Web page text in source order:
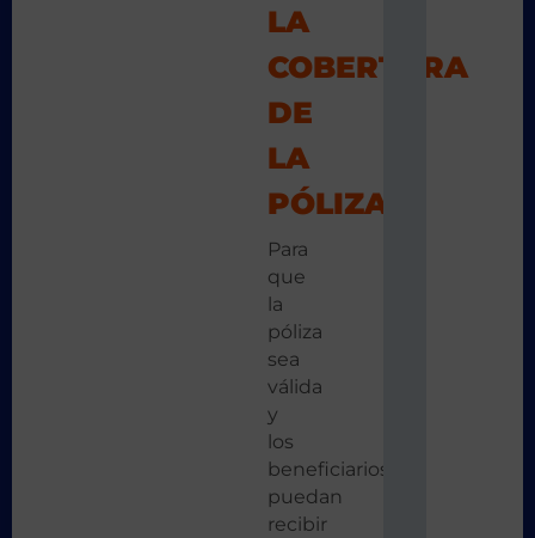
LA
COBERTURA
DE
LA
PÓLIZA
Para
que
la
póliza
sea
válida
y
los
beneficiarios
puedan
recibir